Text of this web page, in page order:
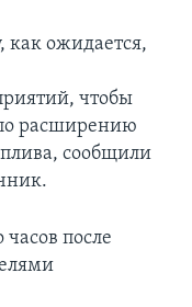
как ожидается,
чтобы
расширению
сообщили
после